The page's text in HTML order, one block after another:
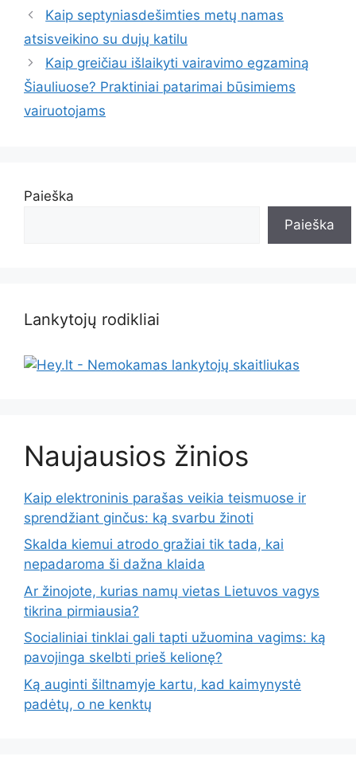
Kaip septyniasdešimties metų namas
atsisveikino su dujų katilu
Kaip greičiau išlaikyti vairavimo egzaminą
Šiauliuose? Praktiniai patarimai būsimiems
vairuotojams
Paieška
Paieška
Lankytojų rodikliai
Naujausios žinios
Kaip elektroninis parašas veikia teismuose ir
sprendžiant ginčus: ką svarbu žinoti
Skalda kiemui atrodo gražiai tik tada, kai
nepadaroma ši dažna klaida
Ar žinojote, kurias namų vietas Lietuvos vagys
tikrina pirmiausia?
Socialiniai tinklai gali tapti užuomina vagims: ką
pavojinga skelbti prieš kelionę?
Ką auginti šiltnamyje kartu, kad kaimynystė
padėtų, o ne kenktų